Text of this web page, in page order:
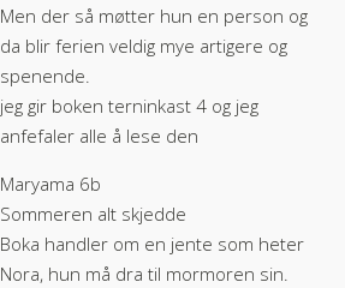
Men der så møtter hun en person og
da blir ferien veldig mye artigere og
spenende.
jeg gir boken terninkast 4 og jeg
anfefaler alle å lese den
Maryama 6b
Sommeren alt skjedde
Boka handler om en jente som heter
Nora, hun må dra til mormoren sin.